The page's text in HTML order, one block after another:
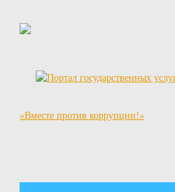
«Вместе против коррупции!»